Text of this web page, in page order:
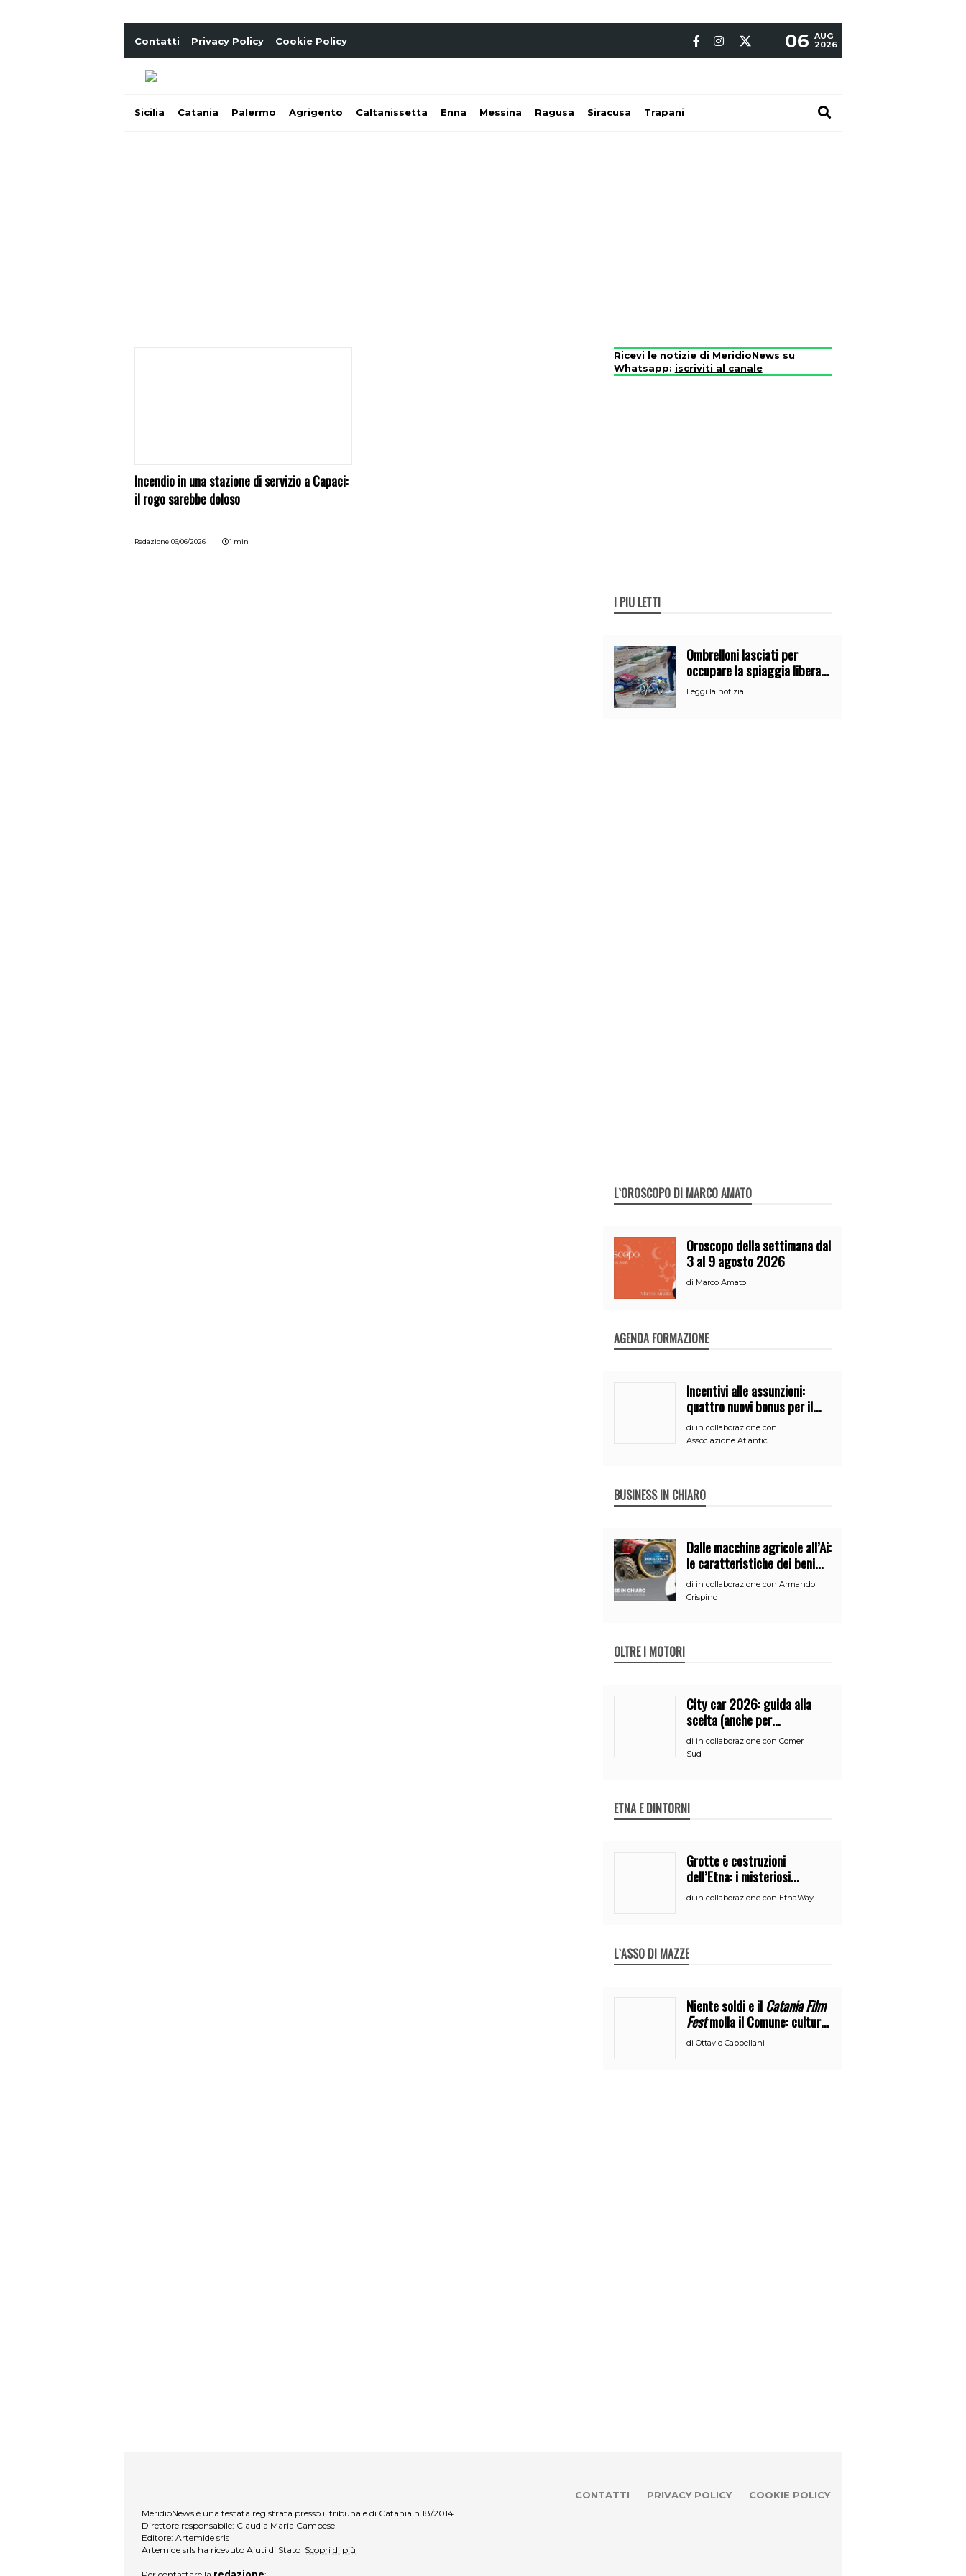
Contatti Privacy Policy Cookie Policy 06 AUG
2026
Sicilia Catania Palermo Agrigento Caltanissetta Enna Messina Ragusa Siracusa Trapani
Incendio in una stazione di servizio a Capaci:
il rogo sarebbe doloso
Redazione 06/06/2026 1 min
Ricevi le notizie di MeridioNews su
Whatsapp: iscriviti al canale
I PIÙ LETTI
Ombrelloni lasciati per
occupare la spiaggia libera.
Maxi sequestro della Guardia
Costiera
Leggi la notizia
L`OROSCOPO DI MARCO AMATO
Oroscopo della settimana dal
3 al 9 agosto 2026
di Marco Amato
AGENDA FORMAZIONE
Incentivi alle assunzioni:
quattro nuovi bonus per il
2026
di in collaborazione con
Associazione Atlantic
BUSINESS IN CHIARO
Dalle macchine agricole all’Ai:
le caratteristiche dei beni
per accedere
all’iperammortamento
di in collaborazione con Armando
Crispino
OLTRE I MOTORI
City car 2026: guida alla
scelta (anche per
neopatentati)
di in collaborazione con Comer
Sud
ETNA E DINTORNI
Grotte e costruzioni
dell’Etna: i misteriosi
nascondigli del vulcano
di in collaborazione con EtnaWay
L`ASSO DI MAZZE
Niente soldi e ilCatania Film
Festmolla il Comune: cultura
o broru di ciciri?
di Ottavio Cappellani
MeridioNews è una testata registrata presso il tribunale di Catania n.18/2014
Direttore responsabile: Claudia Maria Campese
Editore: Artemide srls
Artemide srls ha ricevuto Aiuti di Stato Scopri di più
CONTATTI PRIVACY POLICY COOKIE POLICY